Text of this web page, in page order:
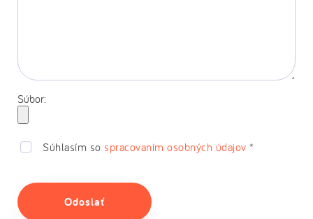
Súbor:
Súhlasím so spracovaním osobných údajov *
Odoslať